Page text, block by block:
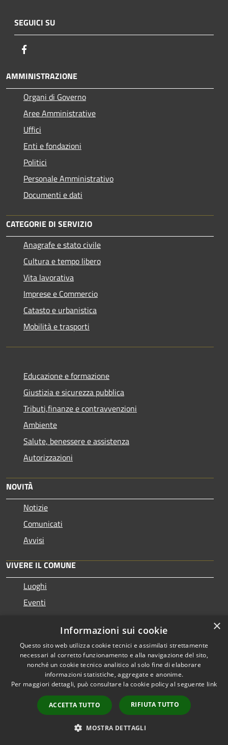
SEGUICI SU
AMMINISTRAZIONE
Organi di Governo
Aree Amministrative
Uffici
Enti e fondazioni
Politici
Personale Amministrativo
Documenti e dati
CATEGORIE DI SERVIZIO
Anagrafe e stato civile
Cultura e tempo libero
Vita lavorativa
Imprese e Commercio
Catasto e urbanistica
Mobilità e trasporti
Educazione e formazione
Giustizia e sicurezza pubblica
Tributi,finanze e contravvenzioni
Ambiente
Salute, benessere e assistenza
Autorizzazioni
NOVITÀ
Notizie
Comunicati
Avvisi
VIVERE IL COMUNE
Luoghi
Eventi
Comune di Cupramontana
Via Nazario Sauro n. 1 - 60034 (AN)
Codice Fiscale: 00208390427
Partita IVA: 00208390427
IBAN IT 57 X030 6937 3901 0000 0046 013
BIC BCITITMMXXX
×
Informazioni sui cookie
Questo sito web utilizza cookie tecnici e assimilati strettamente
necessari al corretto funzionamento e alla navigazione del sito,
nonché un cookie tecnico analitico al solo fine di elaborare
informazioni statistiche, aggregate e anonime.
Per maggiori dettagli, può consultare la cookie policy al seguente link
ACCETTA TUTTO RIFIUTA TUTTO
MOSTRA DETTAGLI